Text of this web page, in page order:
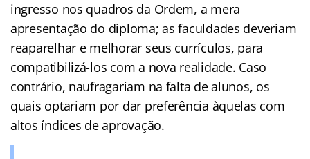
ingresso nos quadros da Ordem, a mera
apresentação do diploma; as faculdades deveriam
reaparelhar e melhorar seus currículos, para
compatibilizá-los com a nova realidade. Caso
contrário, naufragariam na falta de alunos, os
quais optariam por dar preferência àquelas com
altos índices de aprovação.